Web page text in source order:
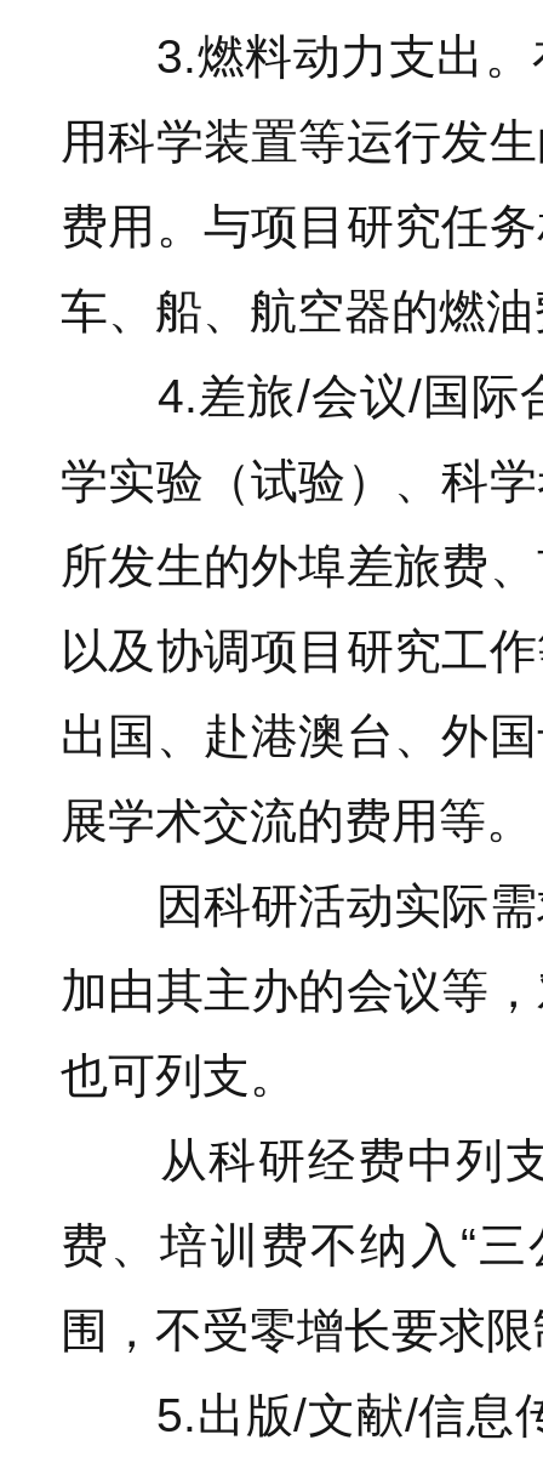
3.燃料动力支出。
用科学装置等运行发
费用。与项目研究任
车、船、航空器的燃
4.差旅/会议/国际合
学实验（试验）、科
所发生的外埠差旅费
以及协调项目研究工
出国、赴港澳台、外
展学术交流的费用等。
因科研活动实际需
加由其主办的会议等
也可列支。
从科研经费中列支
费、培训费不纳入“
围，不受零增长要求
5.出版/文献/信息传